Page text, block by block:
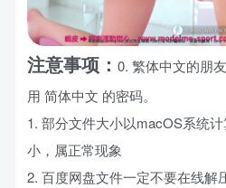
注意事项： 0. 繁体中文的朋
用 简体中文 的密码。
1. 部分文件大小以macOS系统
小，属正常现象
2. 百度网盘文件一定不要在线解